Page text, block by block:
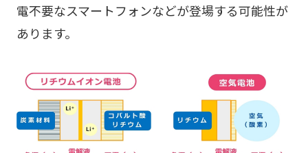
電不要なスマートフォンなどが登場する可能性が
あります。